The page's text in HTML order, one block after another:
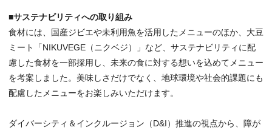
■サステナビリティへの取り組み
食材には、国産ジビエや未利用魚を活用したメニューのほか、大豆
ミート「NIKUVEGE（ニクベジ）」など、サステナビリティに配
慮した食材を一部採用し、未来の食に対する想いを込めてメニュー
を考案しました。美味しさだけでなく、地球環境や社会的課題にも
配慮したメニューをお楽しみいただけます。
ダイバーシティ＆インクルージョン（D&I）推進の視点から、障が